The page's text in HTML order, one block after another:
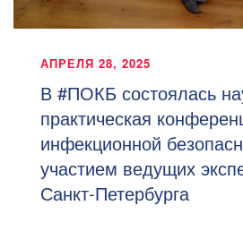
АПРЕЛЯ 28, 2025
В #ПОКБ состоялась
практическая
инфекционной
участием ведущих
Санкт-Петербурга